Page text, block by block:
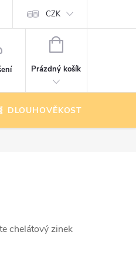
CZK
NÁKUPNÍ
Prázdný košík
DLOUHOVĚKOST
chelátový zinek